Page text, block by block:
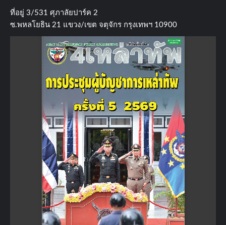
ที่อยู่​ 3/531​ ศุภาลัยปาร์ค​ 2
ซ.พหลโยธิน​ 21​ แขวง/เขต​ จตุจักร​ กรุงเทพฯ 10900